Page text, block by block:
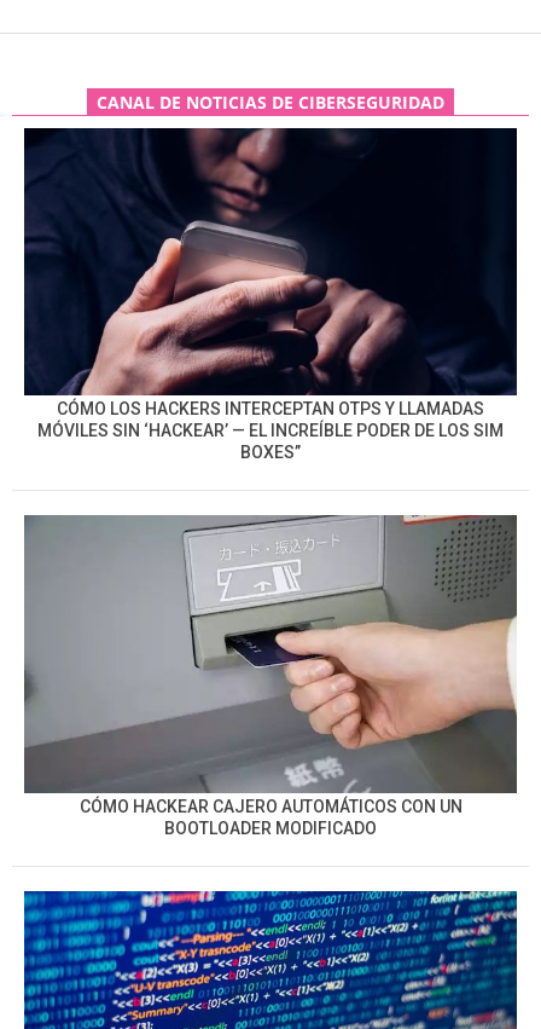
CANAL DE NOTICIAS DE CIBERSEGURIDAD
CÓMO LOS HACKERS INTERCEPTAN OTPS Y LLAMADAS
MÓVILES SIN ‘HACKEAR’ — EL INCREÍBLE PODER DE LOS SIM
BOXES”
CÓMO HACKEAR CAJERO AUTOMÁTICOS CON UN
BOOTLOADER MODIFICADO